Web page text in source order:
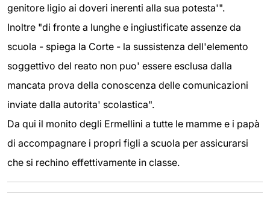
genitore ligio ai doveri inerenti alla sua potesta'".
Inoltre "di fronte a lunghe e ingiustificate assenze da
scuola - spiega la Corte - la sussistenza dell'elemento
soggettivo del reato non puo' essere esclusa dalla
mancata prova della conoscenza delle comunicazioni
inviate dalla autorita' scolastica".
Da qui il monito degli Ermellini a tutte le mamme e i papà
di accompagnare i propri figli a scuola per assicurarsi
che si rechino effettivamente in classe.